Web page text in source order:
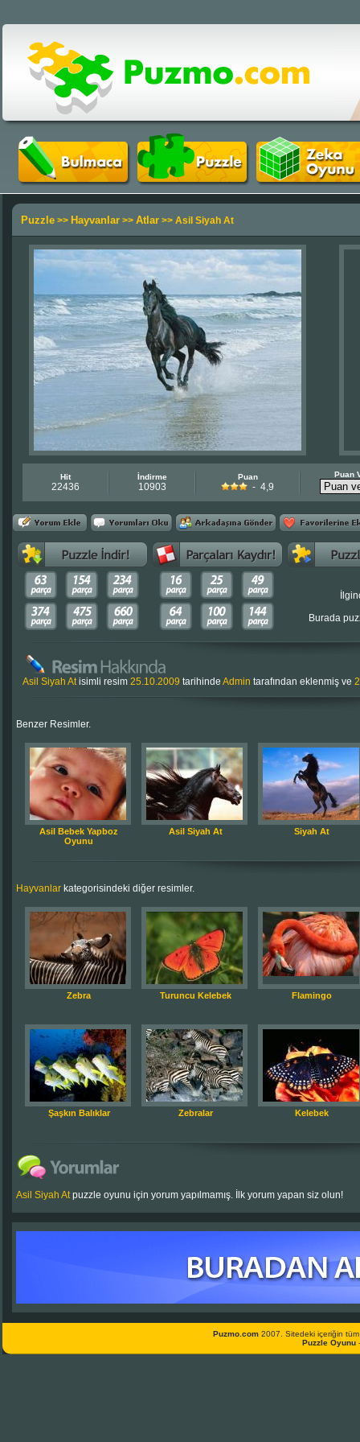
Puzzle >> Hayvanlar >> Atlar >> Asil Siyah At
Hit
22436
İndirme
10903
Puan
- 4,9
Puan
Burada
Asil Siyah Atisimli resim 25.10.2009 tarihinde Admin tarafından eklenmiş ve
Benzer Resimler.
Asil Bebek Yapboz
Oyunu
Asil Siyah At Siyah At
Hayvanlar kategorisindeki diğer resimler.
Zebra Turuncu Kelebek Flamingo
Şaşkın Balıklar Zebralar Kelebek
Asil Siyah Atpuzzle oyunu için yorum yapılmamış. İlk yorum yapan siz olun!
Puzmo.com2007. Sitedeki içeriğin tüm
Puzzle Oyunu